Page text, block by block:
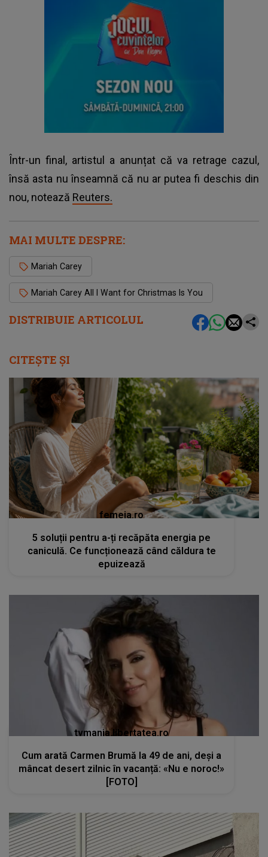
DISTRIBUIE ARTICOLUL
Într-un final, artistul a anunțat că va retrage cazul,
însă asta nu înseamnă că nu ar putea fi deschis din
nou, notează Reuters.
MAI MULTE DESPRE:
Mariah Carey
Mariah Carey All I Want for Christmas Is You
CITEȘTE ȘI
femeia.ro
5 soluții pentru a-ți recăpăta energia pe
caniculă. Ce funcționează când căldura te
epuizează
tvmania.libertatea.ro
Cum arată Carmen Brumă la 49 de ani, deși a
mâncat desert zilnic în vacanță: «Nu e noroc!»
[FOTO]